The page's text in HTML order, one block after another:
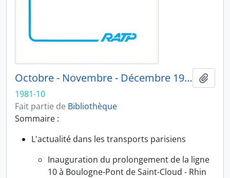
Octobre - Novembre - Décembre 1981
1981-10
Fait partie de Bibliothèque
Sommaire :
L'actualité dans les transports parisiens
Inauguration du prolongement de la ligne
10 à Boulogne-Pont de Saint-Cloud - Rhin